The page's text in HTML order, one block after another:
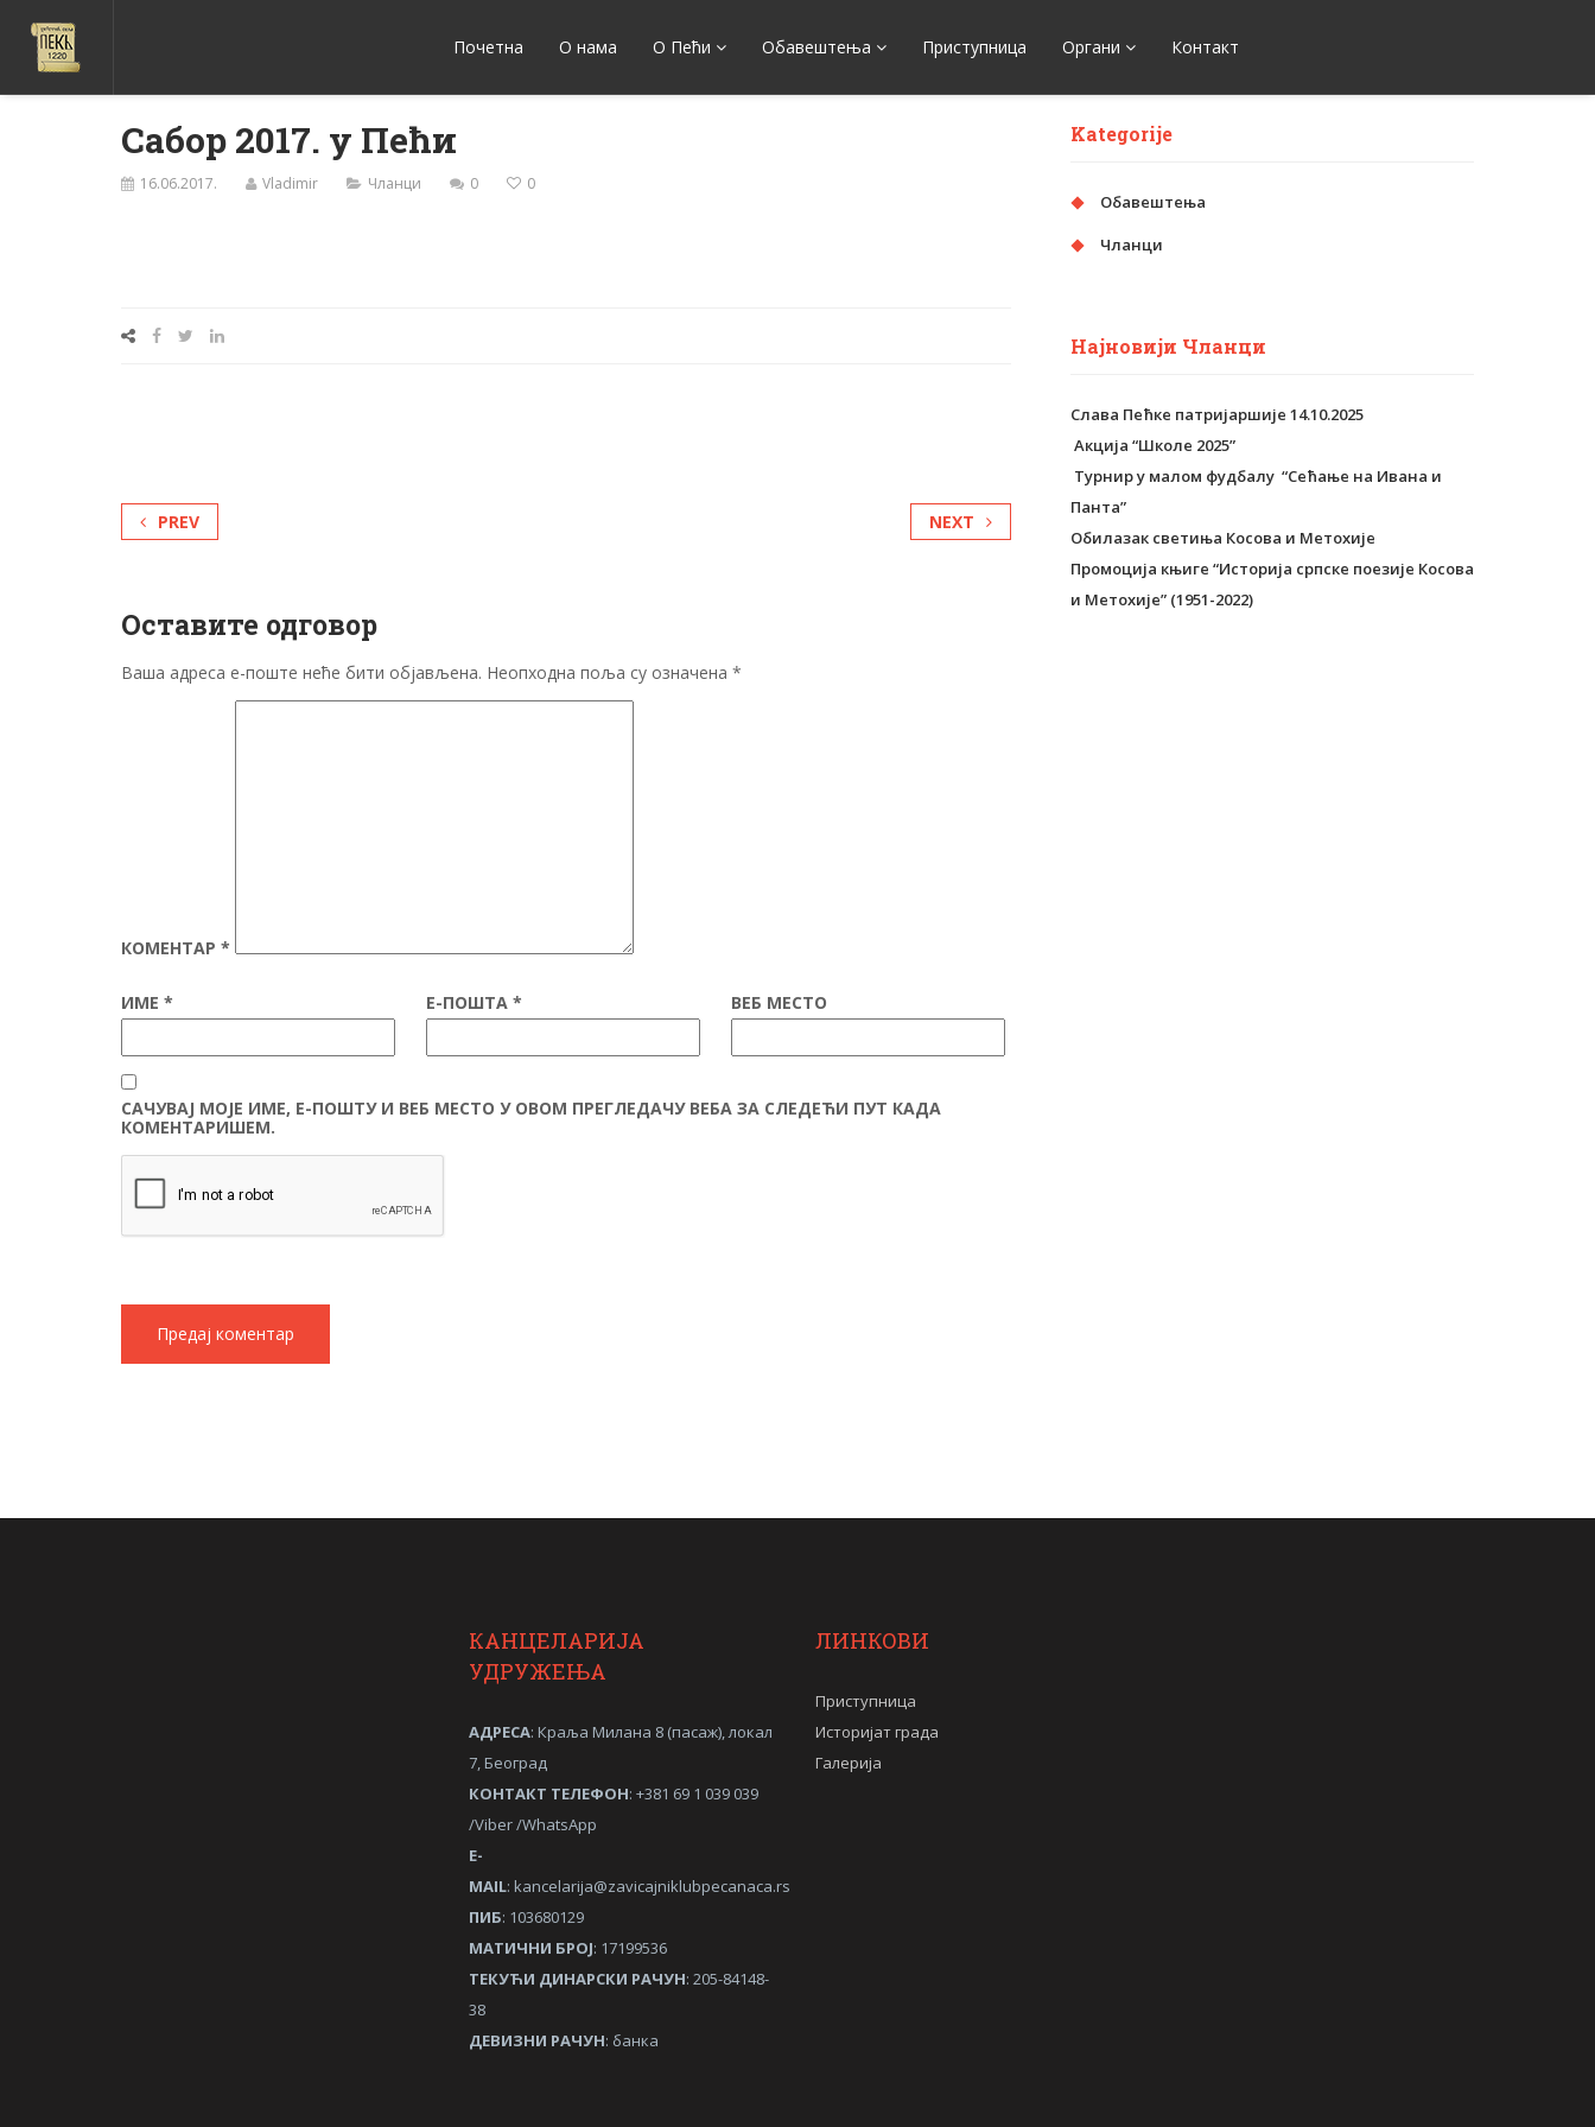
Почетна О нама О Пећи Обавештења Приступница Органи Контакт
Сабор 2017. у Пећи
16.06.2017. Vladimir Чланци 0 0
PREV NEXT
Оставите одговор
Ваша адреса е-поште неће бити објављена. Неопходна поља су означена *
КОМЕНТАР *
ИМЕ * Е-ПОШТА * ВЕБ МЕСТО
САЧУВАЈ МОЈЕ ИМЕ, Е-ПОШТУ И ВЕБ МЕСТО У ОВОМ ПРЕГЛЕДАЧУ ВЕБА ЗА СЛЕДЕЋИ ПУТ КАДА
КОМЕНТАРИШЕМ.
Kategorije
Обавештења
Чланци
Најновији Чланци
Слава Пећке патријаршије 14.10.2025
Aкција “Школе 2025”
Tурнир у малом фудбалу “Сећање на Ивана и
Панта”
Обилазак светиња Косова и Метохије
Промоција књиге “Историја српске поезије Косова
и Метохије” (1951-2022)
КАНЦЕЛАРИЈА
УДРУЖЕЊА
АДРЕСА: Краља Милана 8 (пасаж), локал
7, Београд
КОНТАКТ ТЕЛЕФОН: +381 69 1 039 039
/Viber /WhatsApp
Е-
MAIL: kancelarija@zavicajniklubpecanaca.rs
ПИБ: 103680129
МАТИЧНИ БРОЈ: 17199536
ТЕКУЋИ ДИНАРСКИ РАЧУН: 205-84148-
38
ДЕВИЗНИ РАЧУН: банка
ЛИНКОВИ
Приступница
Историјат града
Галерија